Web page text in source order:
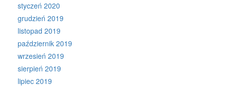
styczeń 2020
grudzień 2019
listopad 2019
październik 2019
wrzesień 2019
sierpień 2019
lipiec 2019